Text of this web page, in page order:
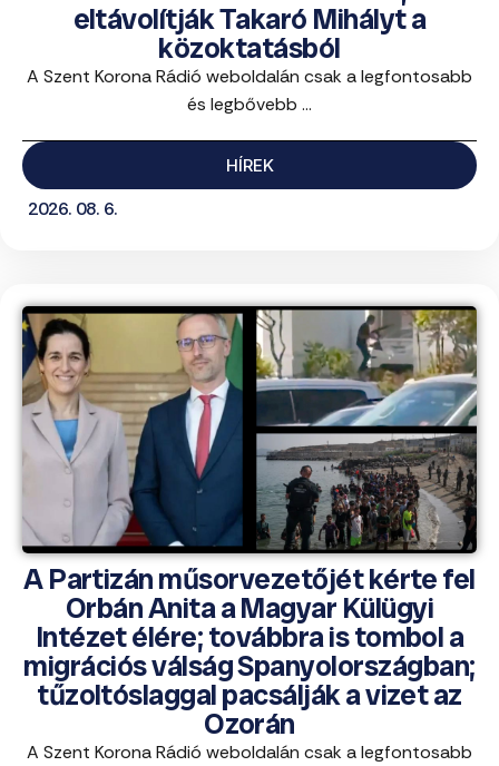
eltávolítják Takaró Mihályt a
közoktatásból
A Szent Korona Rádió weboldalán csak a legfontosabb
és legbővebb ...
HÍREK
2026. 08. 6.
A Partizán műsorvezetőjét kérte fel
Orbán Anita a Magyar Külügyi
Intézet élére; továbbra is tombol a
migrációs válság Spanyolországban;
tűzoltóslaggal pacsálják a vizet az
Ozorán
A Szent Korona Rádió weboldalán csak a legfontosabb